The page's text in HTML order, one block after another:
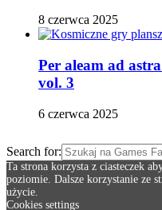
8 czerwca 2025
Per aleam ad
vol. 3
6 czerwca 2025
Search for:
Ta strona korzysta z ciasteczek
poziomie. Dalsze korzystanie ze
użycie.
Cookies settings